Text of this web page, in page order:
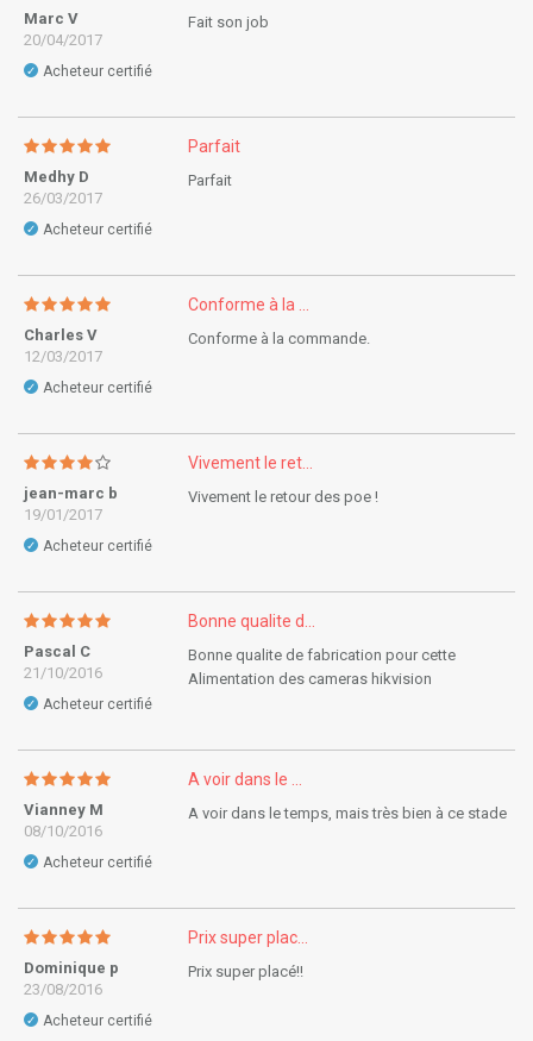
Marc V
20/04/2017
✓ Acheteur certifié
Fait son job
Medhy D
26/03/2017
✓ Acheteur certifié
Parfait
Parfait
Charles V
12/03/2017
✓ Acheteur certifié
Conforme à la ...
Conforme à la commande.
jean-marc b
19/01/2017
✓ Acheteur certifié
Vivement le ret...
Vivement le retour des poe !
Pascal C
21/10/2016
✓ Acheteur certifié
Bonne qualite d...
Bonne qualite de fabrication pour cette
Alimentation des cameras hikvision
Vianney M
08/10/2016
✓ Acheteur certifié
A voir dans le ...
A voir dans le temps, mais très bien à ce stade
Dominique p
23/08/2016
✓ Acheteur certifié
Prix super plac...
Prix super placé!!